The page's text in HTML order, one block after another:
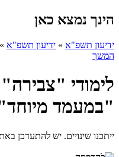
הינך נמצא כאן
ידיעון תשפ"א » ידיעון תשפ"א »
המשך
לימודי
"במעמד
ייתכנו שינויים. יש להתעדכן